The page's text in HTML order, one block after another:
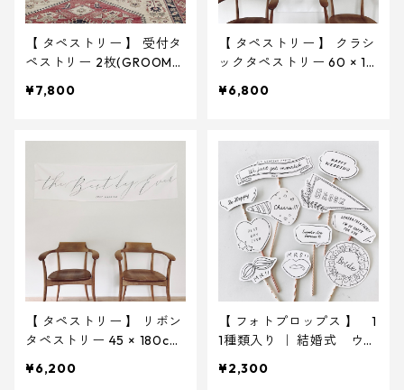
【 タペストリー 】 受付タ
ペストリー 2枚(GROOM&
婚式 ウェディング
¥7,800
【 タペストリー 】 クラシ
ックタペストリー 60 × 18
結婚式 ウェディング
¥6,800
【 タペストリー 】 リボン
タペストリー 45 × 180cm
式 ウェディング
¥6,200
【 フォトプロップス 】 1
1種類入り ｜ 結婚式 ウェ
¥2,300